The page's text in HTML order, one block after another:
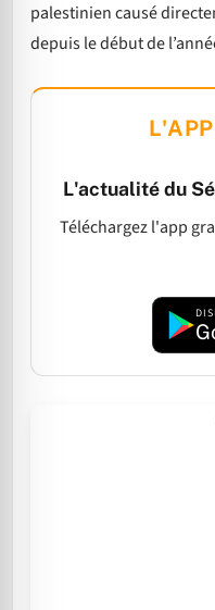
palestinien causé
depuis le début de
L'APP
L'actualité du
Téléchargez l'app